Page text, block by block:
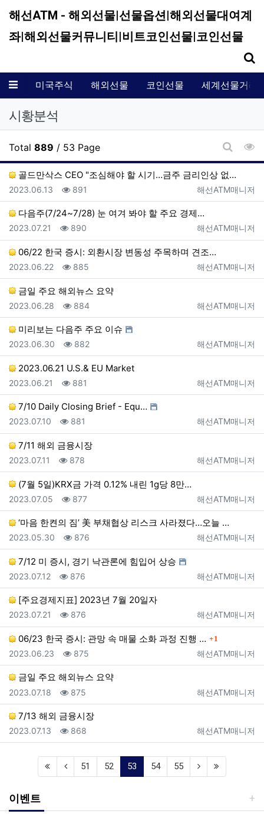
해선ATM - 해외선물|선물옵션|해외선물대여계
좌|해외선물커뮤니티|비트코인선물|코인선물
메뉴 미국주식 해외선물 코인선물 세계선물거래
시황분석
Total 889 / 53 Page
게시판
골드만삭스 CEO "조심해야 할 시기…금주 금리인상 없…
등록자
해선ATM매니저
등록일
2023.06.13 조회
891
다음주(7/24~7/28) 눈 여겨 봐야 할 주요 경제…
등록자
해선ATM매니저
등록일
2023.07.21 조회
890
06/22 한국 증시: 외환시장 변동성 주목하며 견조…
등록자
해선ATM매니저
등록일
2023.06.22 조회
885
금일 주요 해외뉴스 요약
등록자
해선ATM매니저
등록일
2023.06.28 조회
884
미리보는 다음주 주요 이슈
등록자
해선ATM매니저
등록일
2023.06.30 조회
882
2023.06.21 U.S.& EU Market
등록자
해선ATM매니저
등록일
2023.06.21 조회
881
7/10 Daily Closing Brief - Equ…
등록자
해선ATM매니저
등록일
2023.07.10 조회
881
7/11 해외 금융시장
등록자
해선ATM매니저
등록일
2023.07.11 조회
878
(7월 5일)KRX금 가격 0.12% 내린 1g당 8만…
등록자
해선ATM매니저
등록일
2023.07.05 조회
877
‘마음 한켠의 짐’ 美 부채협상 리스크 사라졌다…오늘 …
등록자
해선ATM매니저
등록일
2023.05.30 조회
876
7/12 미 증시, 경기 낙관론에 힘입어 상승
등록자
해선ATM매니저
등록일
2023.07.12 조회
876
[주요경제지표] 2023년 7월 20일자
등록자
해선ATM매니저
등록일
2023.07.21 조회
876
06/23 한국 증시: 관망 속 매물 소화 과정 진행 … 댓글
1
등록자
해선ATM매니저
등록일
2023.06.23 조회
875
금일 주요 해외뉴스 요약
등록자
해선ATM매니저
등록일
2023.07.18 조회
875
7/13 해외 금융시장
등록자
해선ATM매니저
등록일
2023.07.13 조회
868
51 52 53 (current)
54 55
이벤트